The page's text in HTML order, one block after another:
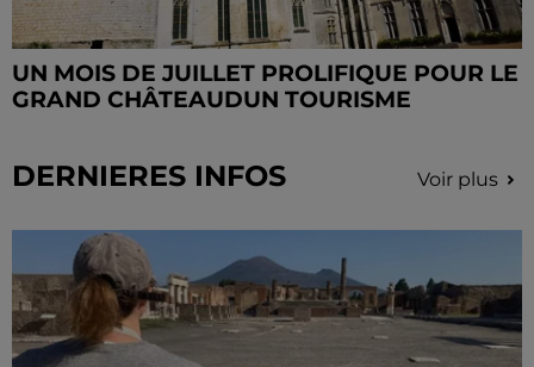
UN MOIS DE JUILLET PROLIFIQUE POUR LE
GRAND CHÂTEAUDUN TOURISME
DERNIERES INFOS Voir plus